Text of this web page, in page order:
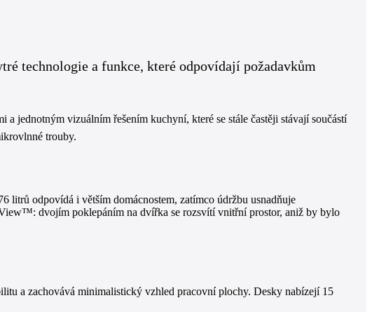
technologie a funkce, které odpovídají požadavkům
jednotným vizuálním řešením kuchyní, které se stále častěji stávají součástí
trouby.
odpovídá i větším domácnostem, zatímco údržbu usnadňuje
dvojím poklepáním na dvířka se rozsvítí vnitřní prostor, aniž by bylo
a zachovává minimalistický vzhled pracovní plochy. Desky nabízejí 15